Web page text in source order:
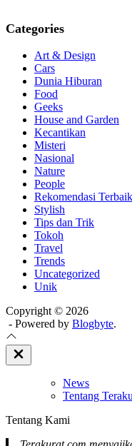
Categories
Art & Design
Cars
Dunia Hiburan
Food
Geeks
House and Garden
Kecantikan
Misteri
Nasional
Nature
People
Rekomendasi Terbaik
Stylish
Tips dan Trik
Tokoh
Travel
Trends
Uncategorized
Unik
Copyright © 2026
- Powered by Blogbyte.
Close
Off
News
Tentang
Tentang Kami